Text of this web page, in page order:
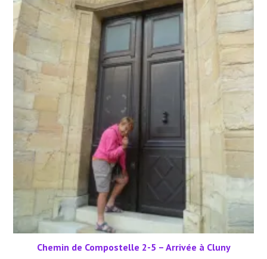
Chemin de Compostelle 2-5 – Arrivée à Cluny